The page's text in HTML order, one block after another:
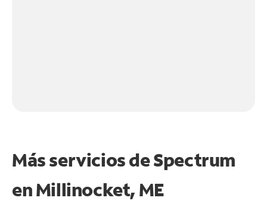
Más servicios de Spectrum
enMillinocket, ME